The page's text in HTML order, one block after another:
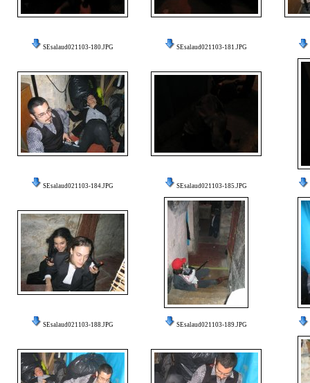
SEsalaud021103-180.JPG SEsalaud021103-181.JPG
SEsalaud021103-184.JPG SEsalaud021103-185.JPG
SEsalaud021103-188.JPG SEsalaud021103-189.JPG